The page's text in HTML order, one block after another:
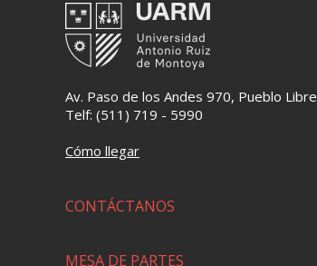
Av. Paso de los Andes 970, Pueblo Libre
Telf: (511) 719 - 5990
Cómo llegar
CONTÁCTANOS
MESA DE PARTES